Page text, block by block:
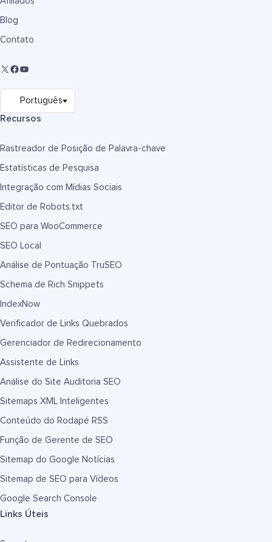
Blog
Contato
Recursos
Rastreador de Posição de Palavra-chave
Estatísticas de Pesquisa
Integração com Mídias Sociais
Editor de Robots.txt
SEO para WooCommerce
SEO Local
Análise de Pontuação TruSEO
Schema de Rich Snippets
IndexNow
Verificador de Links Quebrados
Gerenciador de Redirecionamento
Assistente de Links
Análise do Site Auditoria SEO
Sitemaps XML Inteligentes
Conteúdo do Rodapé RSS
Função de Gerente de SEO
Sitemap do Google Notícias
Sitemap de SEO para Vídeos
Google Search Console
Links Úteis